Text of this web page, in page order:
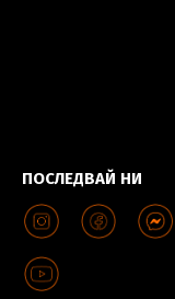
ПОСЛЕДВАЙ НИ